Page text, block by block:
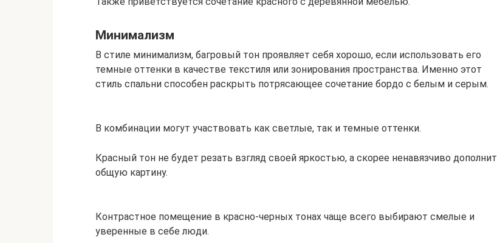
Минимализм
В стиле минимализм, багровый тон проявляет себя хорошо, если использовать его
темные оттенки в качестве текстиля или зонирования пространства. Именно этот
стиль спальни способен раскрыть потрясающее сочетание бордо с белым и серым.
В комбинации могут участвовать как светлые, так и темные оттенки.
Красный тон не будет резать взгляд своей яркостью, а скорее ненавязчиво дополнит
общую картину.
Контрастное помещение в красно-черных тонах чаще всего выбирают смелые и
уверенные в себе люди.